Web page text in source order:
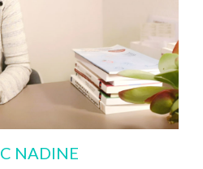
NADINE